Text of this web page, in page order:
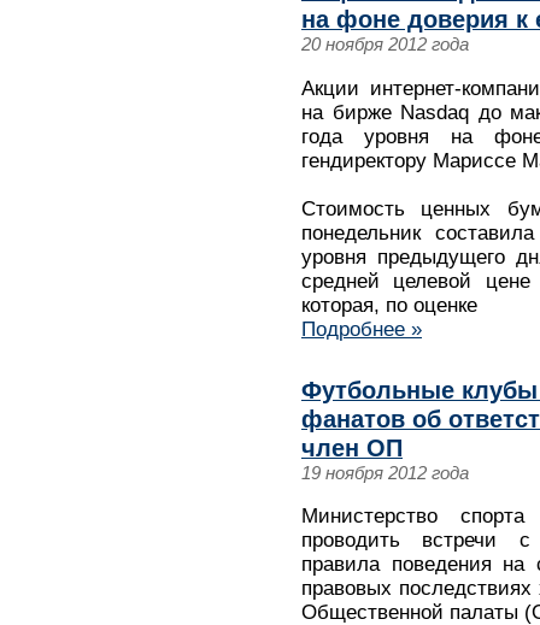
на фоне доверия к
20 ноября 2012 года
Акции интернет-
на бирже Nasdaq до
года уровня на
гендиректору Мариссе
Стоимость ценных
понедельник
уровня предыдущего
средней целевой
которая, по оценке
Подробнее »
Футбольные
фанатов об
член ОП
19 ноября 2012 года
Министерство
проводить встречи
правила поведения на
правовых последствиях
Общественной палаты